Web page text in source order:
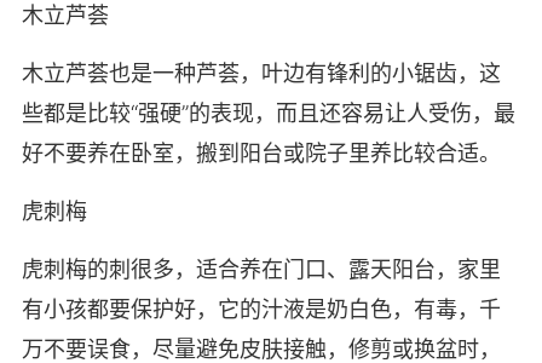
木立芦荟
木立芦荟也是一种芦荟，叶边有锋利的小锯齿，这
些都是比较“强硬”的表现，而且还容易让人受伤，最
好不要养在卧室，搬到阳台或院子里养比较合适。
虎刺梅
虎刺梅的刺很多，适合养在门口、露天阳台，家里
有小孩都要保护好，它的汁液是奶白色，有毒，千
万不要误食，尽量避免皮肤接触，修剪或换盆时，